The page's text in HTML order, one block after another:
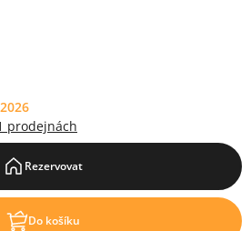
prodejnách
Rezervovat
Do košíku